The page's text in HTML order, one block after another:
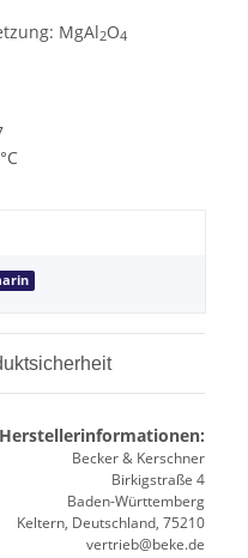
MgAl2O4
Herstellerinformationen:
Becker & Kerschner
Birkigstraße 4
Baden-Württemberg
Keltern, Deutschland, 75210
vertrieb@beke.de